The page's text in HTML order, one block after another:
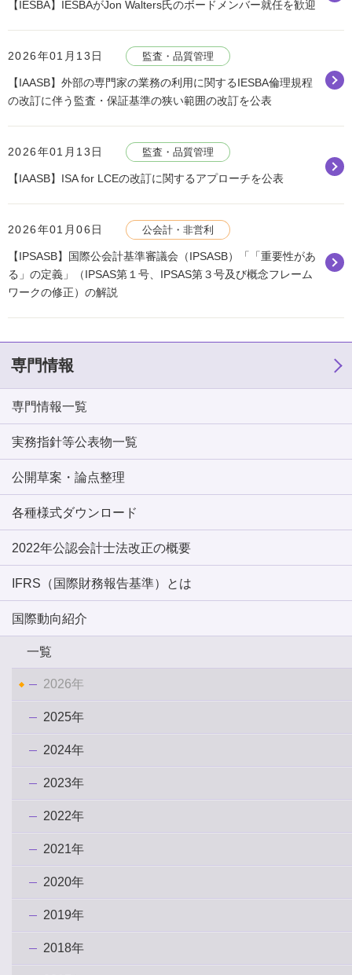
【IESBA】IESBAがJon Walters氏のボードメンバー就任を歓迎
2026年01月13日 監査・品質管理
【IAASB】外部の専門家の業務の利用に関するIESBA倫理規程
の改訂に伴う監査・保証基準の狭い範囲の改訂を公表
2026年01月13日 監査・品質管理
【IAASB】ISA for LCEの改訂に関するアプローチを公表
2026年01月06日 公会計・非営利
【IPSASB】国際公会計基準審議会（IPSASB）「「重要性があ
る」の定義」（IPSAS第１号、IPSAS第３号及び概念フレーム
ワークの修正）の解説
専門情報
専門情報一覧
実務指針等公表物一覧
公開草案・論点整理
各種様式ダウンロード
2022年公認会計士法改正の概要
IFRS（国際財務報告基準）とは
国際動向紹介
一覧
2026年
2025年
2024年
2023年
2022年
2021年
2020年
2019年
2018年